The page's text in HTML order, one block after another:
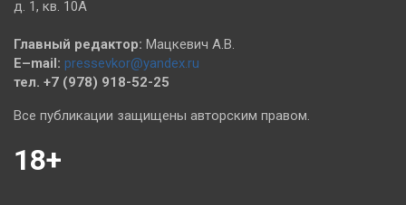
д. 1, кв. 10А
Главный редактор: Мацкевич А.В.
E–mail: pressevkor@yandex.ru
тел. +7 (978) 918-52-25
Все публикации защищены авторским правом.
18+